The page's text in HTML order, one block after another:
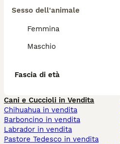
Sesso dell'animale
Femmina
Maschio
Fascia di età
Cani e Cuccioli in Vendita
Chihuahua in vendita
Barboncino in vendita
Labrador in vendita
Pastore Tedesco in vendita